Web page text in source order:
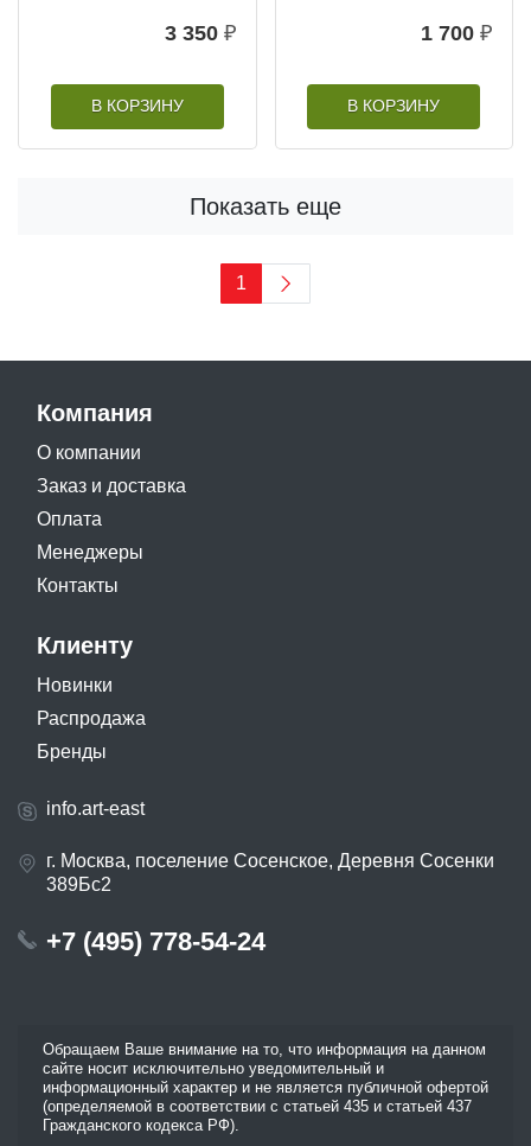
3 350 ₽
В КОРЗИНУ
1 700 ₽
В КОРЗИНУ
Показать еще
1
Компания
О компании
Заказ и доставка
Оплата
Менеджеры
Контакты
Клиенту
Новинки
Распродажа
Бренды
info.art-east
г. Москва, поселение Сосенское, Деревня Сосенки
389Бс2
+7 (495) 778-54-24
Обращаем Ваше внимание на то, что информация на данном
сайте носит исключительно уведомительный и
информационный характер и не является публичной офертой
(определяемой в соответствии с статьей 435 и статьей 437
Гражданского кодекса РФ).